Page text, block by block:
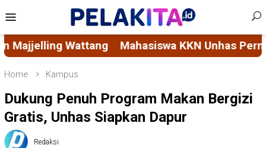
to
content
Menu
Unhas Permudah Akses Layanan Sosial
Home Kampus
Dukung Penuh Program Makan Bergizi
Gratis, Unhas Siapkan Dapur
Redaksi